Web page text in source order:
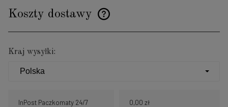
Koszty dostawy
Cena nie zawiera ewentualnych kosztów płatności
Kraj wysyłki:
InPost Paczkomaty 24/7 0,00 zł